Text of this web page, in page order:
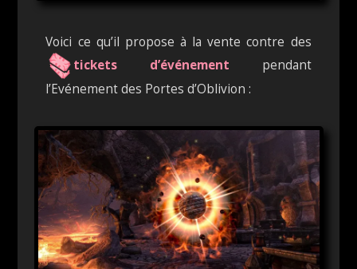
Voici ce qu’il propose à la vente contre des
tickets d’événement pendant
l’Evénement des Portes d’Oblivion :